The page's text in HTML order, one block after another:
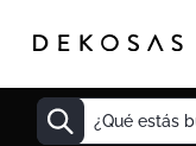
¿Qué estás